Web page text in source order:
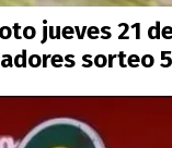
jueves 21
sorteo